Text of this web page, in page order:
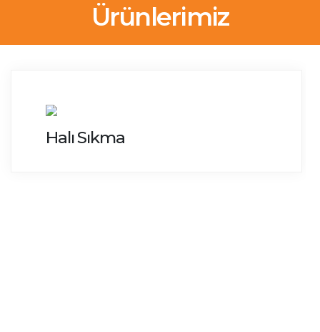
Ürünlerimiz
Halı Sıkma